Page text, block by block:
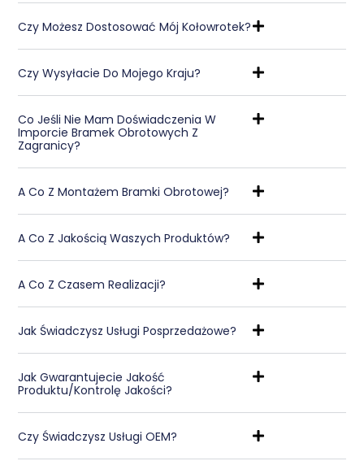
Czy Możesz Dostosować Mój Kołowrotek?
Czy Wysyłacie Do Mojego Kraju?
Co Jeśli Nie Mam Doświadczenia W
Imporcie Bramek Obrotowych Z
Zagranicy?
A Co Z Montażem Bramki Obrotowej?
A Co Z Jakością Waszych Produktów?
A Co Z Czasem Realizacji?
Jak Świadczysz Usługi Posprzedażowe?
Jak Gwarantujecie Jakość
Produktu/kontrolę Jakości?
Czy Świadczysz Usługi OEM?